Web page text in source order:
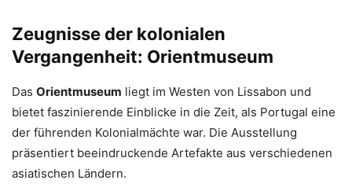
Zeugnisse der kolonialen
Vergangenheit: Orientmuseum
Das Orientmuseum liegt im Westen von Lissabon und
bietet faszinierende Einblicke in die Zeit, als Portugal eine
der führenden Kolonialmächte war. Die Ausstellung
präsentiert beeindruckende Artefakte aus verschiedenen
asiatischen Ländern.